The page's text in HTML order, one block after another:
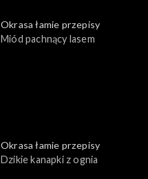
Okrasa łamie przepisy
Miód pachnący lasem
Okrasa łamie przepisy
Dzikie kanapki z ognia